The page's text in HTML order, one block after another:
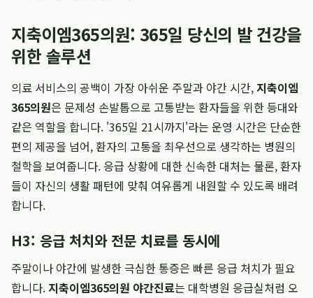
지축이엠365의원: 365일 당신의 발 건강을
위한 솔루션
의료 서비스의 공백이 가장 아쉬운 주말과 야간 시간, 지축이엠
365의원은 문제성 손발톱으로 고통받는 환자들을 위한 등대와
같은 역할을 합니다. '365일 21시까지'라는 운영 시간은 단순한
편의 제공을 넘어, 환자의 고통을 최우선으로 생각하는 병원의
철학을 보여줍니다. 응급 상황에 대한 신속한 대처는 물론, 환자
들이 자신의 생활 패턴에 맞춰 여유롭게 내원할 수 있도록 배려
합니다.
H3: 응급 처치와 전문 치료를 동시에
주말이나 야간에 발생한 극심한 통증은 빠른 응급 처치가 필요
합니다. 지축이엠365의원 야간진료는 대학병원 응급실처럼 오